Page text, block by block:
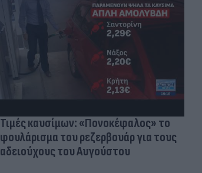
Τιμές καυσίμων: «Πονοκέφαλος» το
φουλάρισμα του ρεζερβουάρ για τους
αδειούχους του Αυγούστου